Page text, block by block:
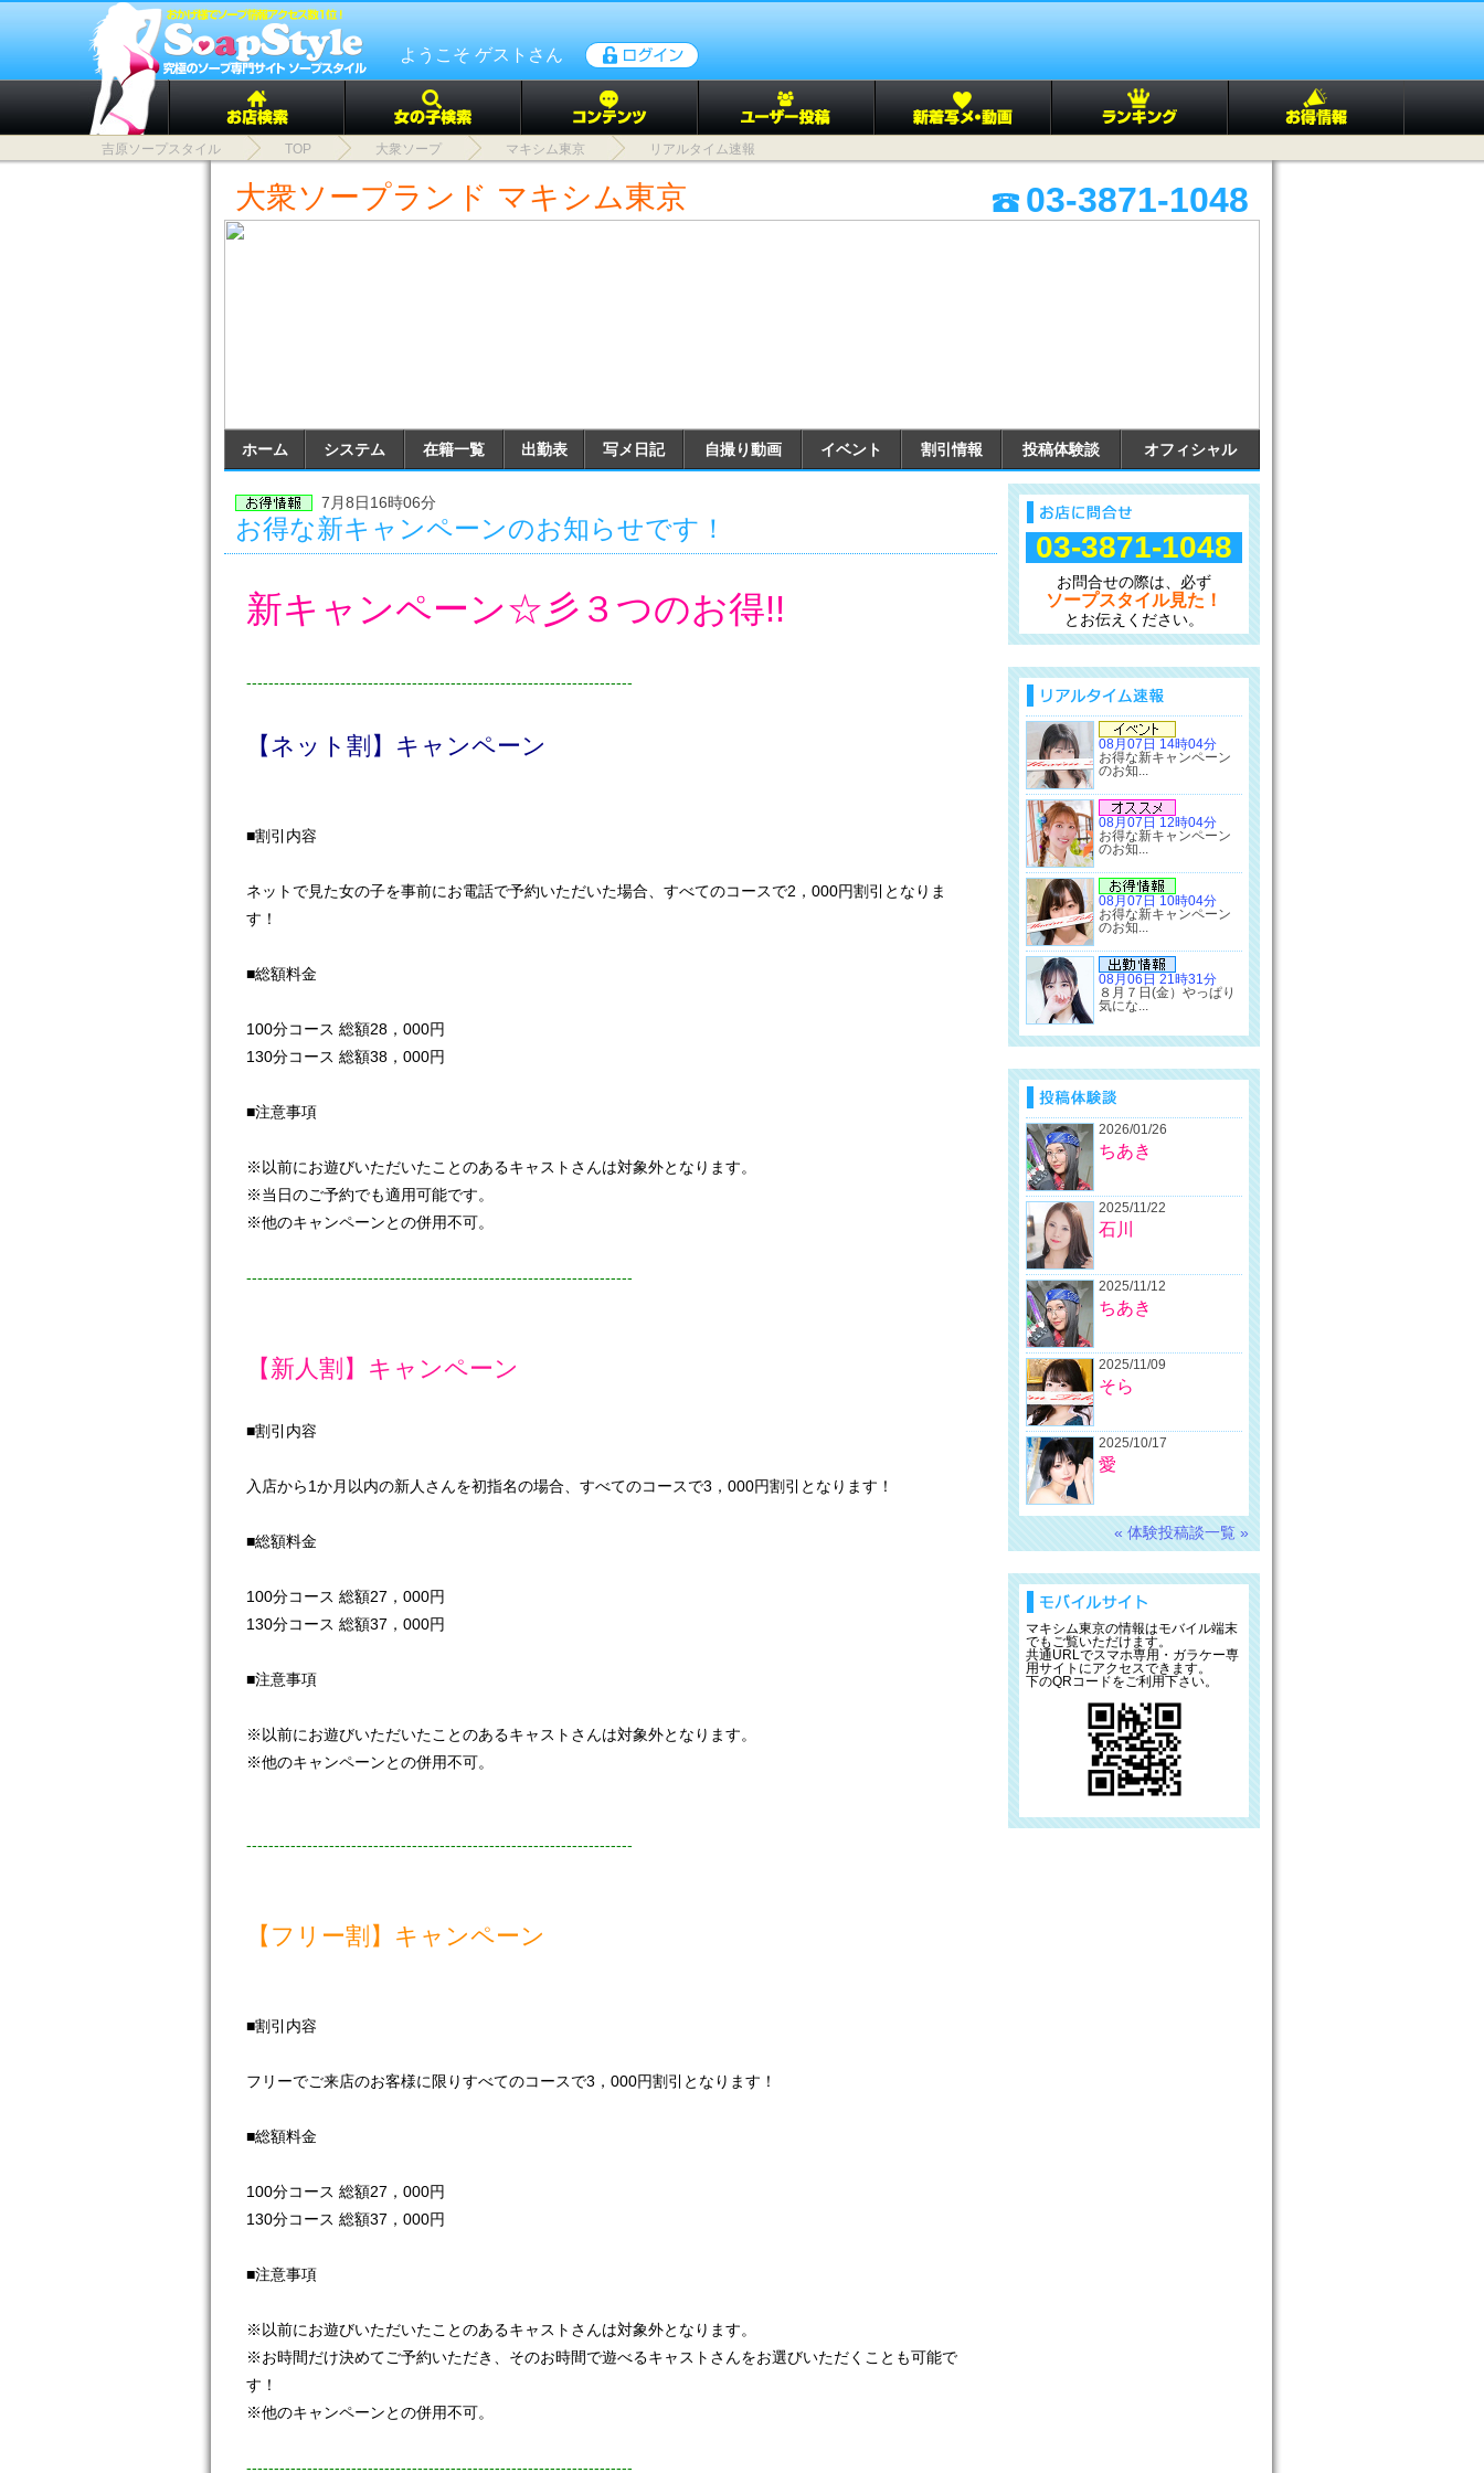
ようこそ ゲストさん
吉原ソープスタイル TOP 大衆ソープ マキシム東京 リアルタイム速報
大衆ソープランド マキシム東京 03-3871-1048
ホーム システム 在籍一覧 出勤表 写メ日記 自撮り動画 イベント 割引情報 投稿体験談 オフィシャル
7月8日16時06分
お得な新キャンペーンのお知らせです！
新キャンペーン☆彡３つのお得!!
----------------------------------------------------------------------
【ネット割】キャンペーン
■割引内容
ネットで見た女の子を事前にお電話で予約いただいた場合、すべてのコースで2，000円割引となりま
す！
■総額料金
100分コース 総額28，000円
130分コース 総額38，000円
■注意事項
※以前にお遊びいただいたことのあるキャストさんは対象外となります。
※当日のご予約でも適用可能です。
※他のキャンペーンとの併用不可。
----------------------------------------------------------------------
【新人割】キャンペーン
■割引内容
入店から1か月以内の新人さんを初指名の場合、すべてのコースで3，000円割引となります！
■総額料金
100分コース 総額27，000円
130分コース 総額37，000円
■注意事項
※以前にお遊びいただいたことのあるキャストさんは対象外となります。
※他のキャンペーンとの併用不可。
----------------------------------------------------------------------
【フリー割】キャンペーン
■割引内容
フリーでご来店のお客様に限りすべてのコースで3，000円割引となります！
■総額料金
100分コース 総額27，000円
130分コース 総額37，000円
■注意事項
※以前にお遊びいただいたことのあるキャストさんは対象外となります。
※お時間だけ決めてご予約いただき、そのお時間で遊べるキャストさんをお選びいただくことも可能で
す！
※他のキャンペーンとの併用不可。
----------------------------------------------------------------------
03-3871-1048
お問合せの際は、必ず
ソープスタイル見た！
とお伝えください。
08月07日 14時04分
お得な新キャンペーン
のお知...
08月07日 12時04分
お得な新キャンペーン
のお知...
08月07日 10時04分
お得な新キャンペーン
のお知...
08月06日 21時31分
８月７日(金）やっぱり
気にな...
2026/01/26
ちあき
2025/11/22
石川
2025/11/12
ちあき
2025/11/09
そら
2025/10/17
愛
« 体験投稿談一覧 »
マキシム東京の情報はモバイル端末
でもご覧いただけます。
共通URLでスマホ専用・ガラケー専
用サイトにアクセスできます。
下のQRコードをご利用下さい。